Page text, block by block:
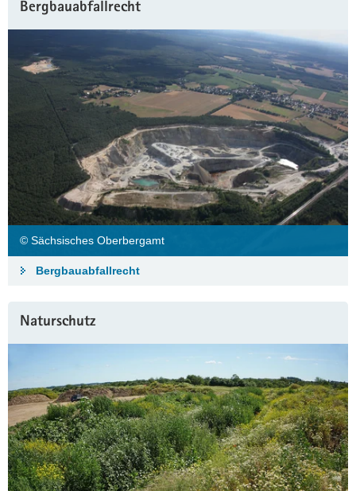
Bergbauabfallrecht
© Sächsisches Oberbergamt
Bergbauabfallrecht
Naturschutz